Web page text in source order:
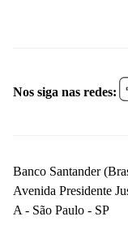
Nos siga nas redes:
Banco Santander
Avenida Presidente
A - São Paulo - SP